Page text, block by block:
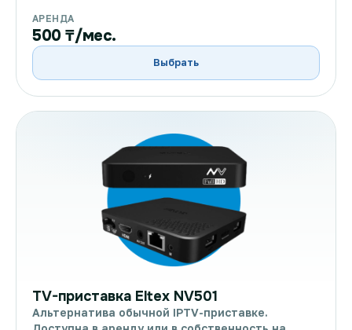
АРЕНДА
500 ₸/мес.
Выбрать
TV-приставка Eltex NV501
Альтернатива обычной IPTV-приставке.